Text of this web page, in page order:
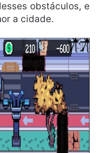
obstáculos, e
a cidade.